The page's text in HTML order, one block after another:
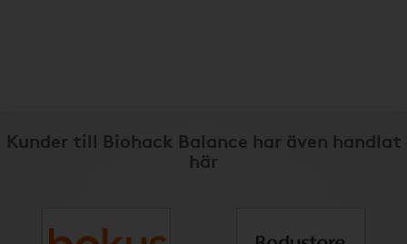
Kunder till Biohack Balance har även handlat
här